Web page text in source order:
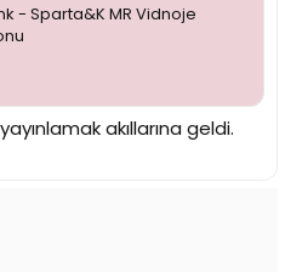
- Sparta&K MR Vidnoje
akıllarına geldi.